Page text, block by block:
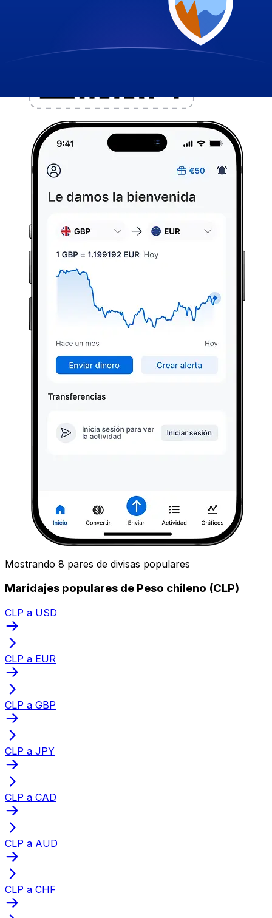
Mostrando 8 pares de divisas populares
Maridajes populares de Peso chileno (CLP)
CLP a USD
CLP a EUR
CLP a GBP
CLP a JPY
CLP a CAD
CLP a AUD
CLP a CHF